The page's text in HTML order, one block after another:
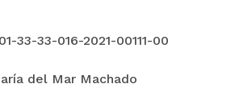
33-33-016-2021-00111-00
del Mar Machado